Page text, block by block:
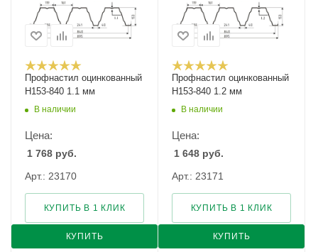
Профнастил оцинкованный
Н153-840 1.1 мм
В наличии
Цена:
1 768 руб.
Арт.: 23170
КУПИТЬ
КУПИТЬ В 1 КЛИК
Профнастил оцинкованный
Н153-840 1.2 мм
В наличии
Цена:
1 648 руб.
Арт.: 23171
КУПИТЬ
КУПИТЬ В 1 КЛИК